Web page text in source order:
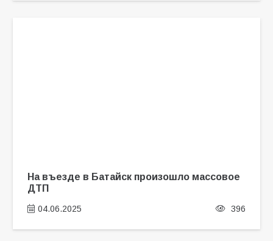
На въезде в Батайск произошло массовое
ДТП
04.06.2025 396